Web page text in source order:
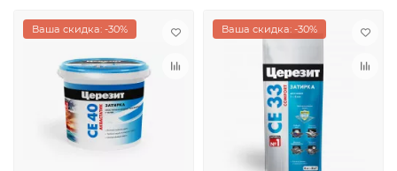
Ваша скидка: -30% Ваша скидка: -30%